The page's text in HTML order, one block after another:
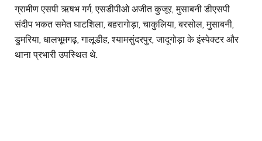
ग्रामीण एसपी ऋषभ गर्ग, एसडीपीओ अजीत कुजूर, मुसाबनी डीएसपी
संदीप भकत समेत घाटशिला, बहरागोड़ा, चाकुलिया, बरसोल, मुसाबनी,
डुमरिया, धालभूमगढ़, गालूडीह, श्यामसुंदरपुर, जादूगोड़ा के इंस्पेक्टर और
थाना प्रभारी उपस्थित थे.